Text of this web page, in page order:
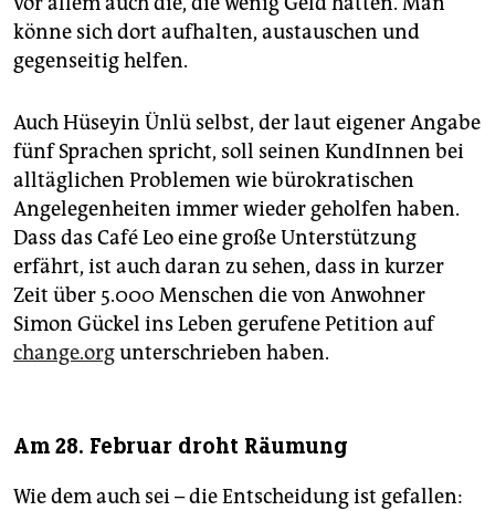
könne sich dort aufhalten, austauschen und
gegenseitig helfen.
Auch Hüseyin Ünlü selbst, der laut eigener Angabe
fünf Sprachen spricht, soll seinen KundInnen bei
alltäglichen Problemen wie bürokratischen
Angelegenheiten immer wieder geholfen haben.
Dass das Café Leo eine große Unterstützung
erfährt, ist auch daran zu sehen, dass in kurzer
Zeit über 5.000 Menschen die von Anwohner
Simon Gückel ins Leben gerufene Petition auf
change.orgunterschrieben haben.
Am 28. Februar droht Räumung
Wie dem auch sei – die Entscheidung ist gefallen: